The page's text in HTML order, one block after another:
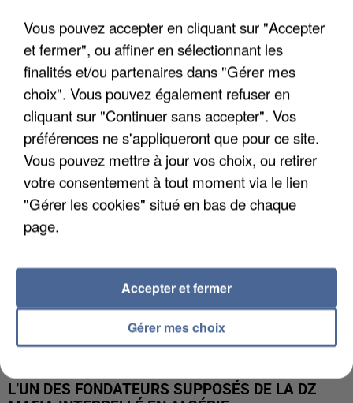
APRÈS TOUTES CES CANICULES, LES REFUGES
DE FAUNE SAUVAGE SONT...
L’UN DES FONDATEURS SUPPOSÉS DE LA DZ
Vous pouvez accepter en cliquant sur "Accepter
et fermer", ou affiner en sélectionnant les
finalités et/ou partenaires dans "Gérer mes
choix". Vous pouvez également refuser en
cliquant sur "Continuer sans accepter". Vos
préférences ne s'appliqueront que pour ce site.
Vous pouvez mettre à jour vos choix, ou retirer
votre consentement à tout moment via le lien
"Gérer les cookies" situé en bas de chaque
page.
Gérer mes choix
Accepter et fermer